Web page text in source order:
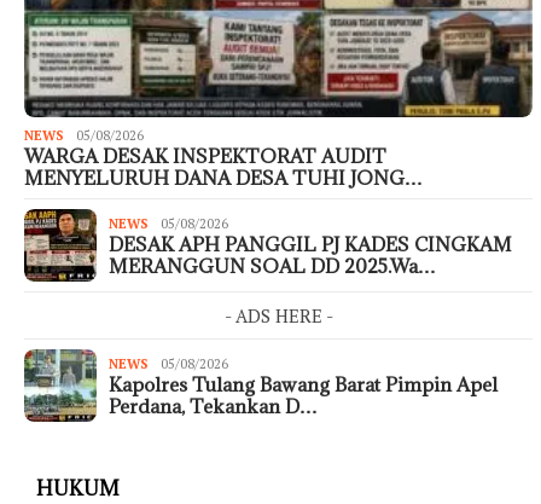
NEWS 05/08/2026
WARGA DESAK INSPEKTORAT AUDIT
MENYELURUH DANA DESA TUHI JONG…
NEWS 05/08/2026
DESAK APH PANGGIL PJ KADES CINGKAM
MERANGGUN SOAL DD 2025.Wa…
- ADS HERE -
NEWS 05/08/2026
Kapolres Tulang Bawang Barat Pimpin Apel
Perdana, Tekankan D…
HUKUM